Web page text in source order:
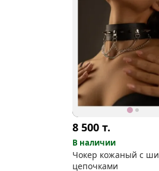
8 500 т.
В наличии
Чокер кожаный с
цепочками